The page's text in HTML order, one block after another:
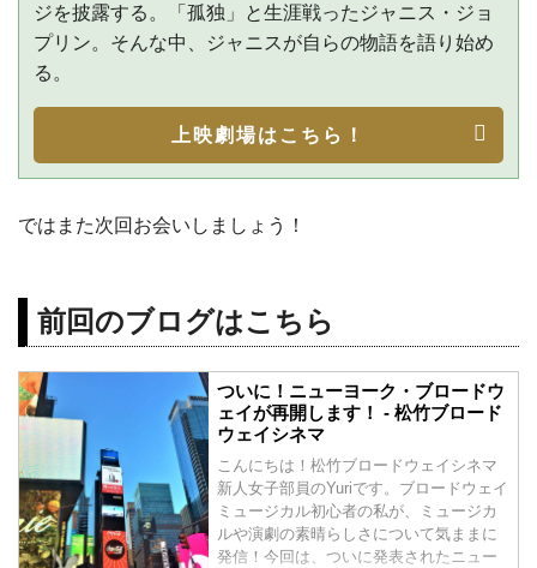
ジを披露する。「孤独」と生涯戦ったジャニス・ジョ
プリン。そんな中、ジャニスが自らの物語を語り始め
る。
上映劇場はこちら！
ではまた次回お会いしましょう！
前回のブログはこちら
ついに！ニューヨーク・ブロードウ
ェイが再開します！ - 松竹ブロード
ウェイシネマ
こんにちは！松竹ブロードウェイシネマ
新人女子部員のYuriです。ブロードウェイ
ミュージカル初心者の私が、ミュージカ
ルや演劇の素晴らしさについて気ままに
発信！今回は、ついに発表されたニュー